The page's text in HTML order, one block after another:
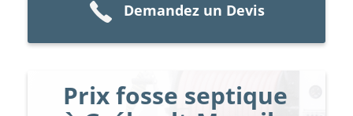
Demandez un Devis
Prix fosse septique